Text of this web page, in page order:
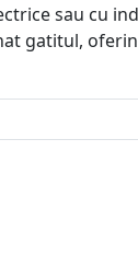
sau cu
gatitul,
reactie rapida
de plite pe
si un
sunt usor de
eficiente
doar cand